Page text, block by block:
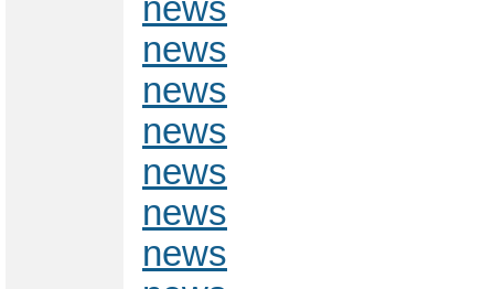
news
news
news
news
news
news
news